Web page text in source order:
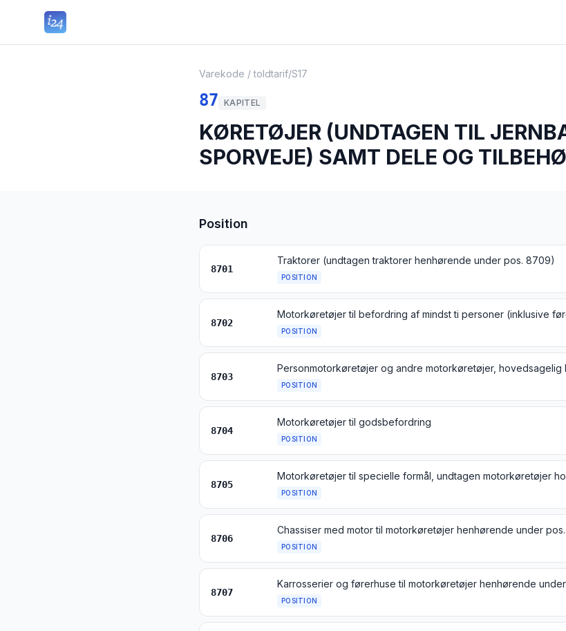
Varekode / toldtarif/S17
87 KAPITEL
KØRETØJER (UNDTAGEN TIL
SPORVEJE) SAMT DELE OG
Position
8701
Traktorer (undtagen traktorer henhørende under pos. 8709)
POSITION
8702
Motorkøretøjer til befordring af mindst ti personer (inklusive
POSITION
8703
POSITION
8704
Motorkøretøjer til godsbefordring
POSITION
8705
POSITION
8706
Chassiser med motor til motorkøretøjer henhørende under
POSITION
8707
Karrosserier og førerhuse til motorkøretøjer henhørende
POSITION